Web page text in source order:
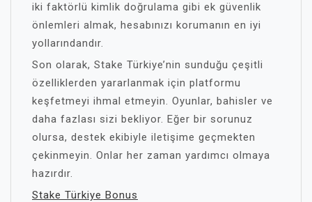
iki faktörlü kimlik doğrulama gibi ek güvenlik
önlemleri almak, hesabınızı korumanın en iyi
yollarındandır.
Son olarak, Stake Türkiye’nin sunduğu çeşitli
özelliklerden yararlanmak için platformu
keşfetmeyi ihmal etmeyin. Oyunlar, bahisler ve
daha fazlası sizi bekliyor. Eğer bir sorunuz
olursa, destek ekibiyle iletişime geçmekten
çekinmeyin. Onlar her zaman yardımcı olmaya
hazırdır.
Stake Türkiye Bonus